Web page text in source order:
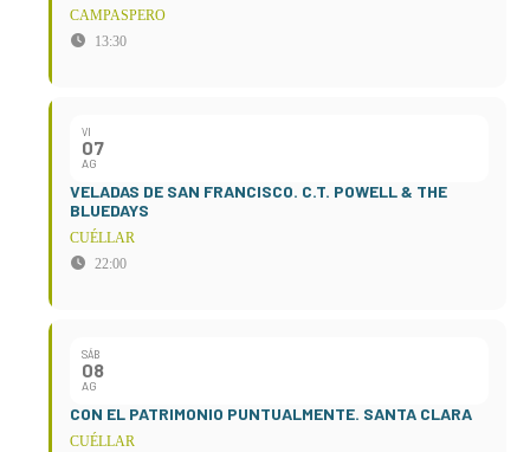
CAMPASPERO
13:30
VI
07
AG
VELADAS DE SAN FRANCISCO. C.T. POWELL & THE
BLUEDAYS
CUÉLLAR
22:00
SÁB
08
AG
CON EL PATRIMONIO PUNTUALMENTE. SANTA CLARA
CUÉLLAR